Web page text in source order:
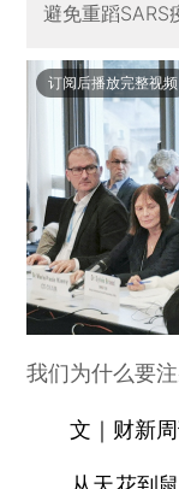
避免重蹈SARS
订阅后播放完整视频
我们为什么要
文｜财新